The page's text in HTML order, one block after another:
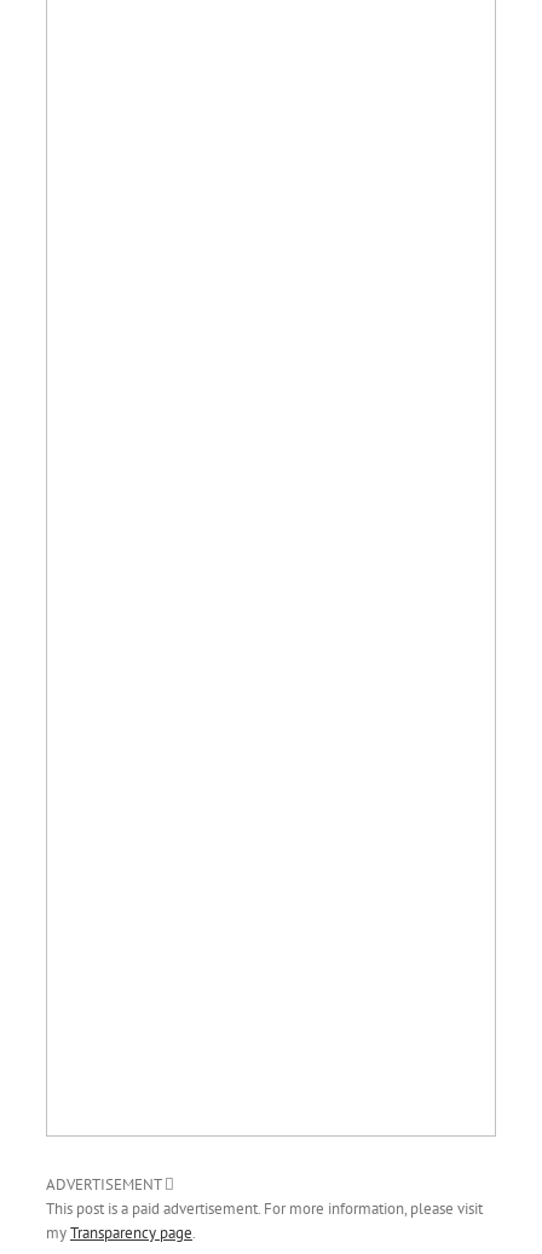
ADVERTISEMENT
This post is a paid advertisement. For more information, please visit
myTransparency page.